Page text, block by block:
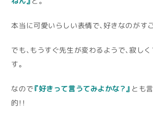
本当に可愛いらしい表情で、好きなのがす
でも、もうすぐ先生が変わるようで、寂し
す。
なので 『好きって言うてみよかな？』 とも
的！！